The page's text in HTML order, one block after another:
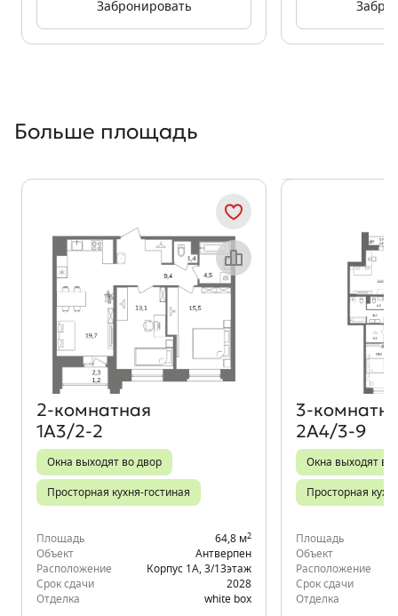
Забронировать
Больше площадь
Объект месяца
2‑комнатная
1А3/2-2
Окна выходят во двор
Просторная кухня-гостиная
Площадь 64,8 м2
Объект
Антверпен
Расположение
Корпус 1А 3/13этаж
Срок сдачи
2028
Отделка
white box
2А4/3-9
Окна выходят во
Просторная
Площадь
Объект
Расположение
Срок сдачи
Отделка